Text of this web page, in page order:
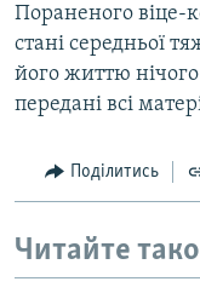
Пораненого віце-
стані середньої
його життю
передані всі
Поділитись
Читайте